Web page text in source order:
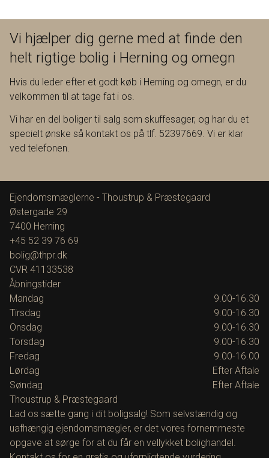
Vi hjælper dig gerne med at finde den
helt rigtige bolig i Herning og omegn
Hvis du leder efter et godt køb i Herning og omegn, er du
velkommen til at tage fat i os.
Vi har en del boliger til salg som skuffesager, og har du et
specielt ønske så kontakt os på tlf. 52397669. Vi er klar
ved telefonen.
Ejendomsmæglerne - Thoustrup & Præstegaard
Østergade 29
7400 Herning
+45 52 39 76 69
bolig@thpr.dk
CVR 41133538
Åbningstider
Mandag
9.00-16.30
Tirsdag
9.00-16.30
Onsdag
9.00-16.30
Torsdag
9.00-16.30
Fredag
9.00-16.00
Lørdag
Efter Aftale
Søndag
Efter Aftale
Thoustrup & Præstegaard
Lad os sætte gang i dit boligsalg! Som selvstændig og
uafhængig ejendomsmægler, er det vores fornemmeste
opgave at sørge for at du får en vellykket bolighandel.